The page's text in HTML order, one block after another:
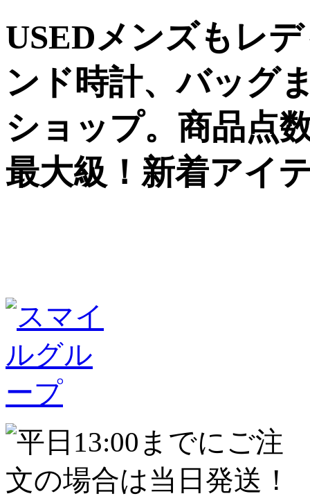
USEDメンズもレ
ンド時計、バッグ
ショップ。商品点
最大級！新着アイ